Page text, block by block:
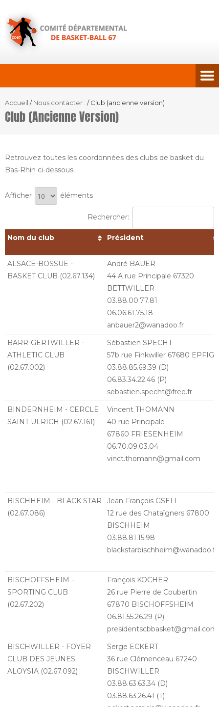
Accueil /Nous contacter : /Club (ancienne version)
Club (ancienne Version)
Retrouvez toutes les coordonnées des clubs de basket du
Bas-Rhin ci-dessous.
Afficher éléments
Rechercher:
Nom du club
Président
ALSACE-BOSSUE -
BASKET CLUB (02.67.134)
André BAUER
44 A rue Principale 67320
BETTWILLER
03.88.00.77.81
06.06.61.75.18
anbauer2@wanadoo.fr
BARR-GERTWILLER -
ATHLETIC CLUB
(02.67.002)
Sébastien SPECHT
57b rue Finkwiller 67680 EPFIG
03.88.85.69.39 (D)
06.83.34.22.46 (P)
sebastien.specht@free.fr
BINDERNHEIM - CERCLE
SAINT ULRICH (02.67.161)
Vincent THOMANN
40 rue Principale
67860 FRIESENHEIM
06.70.09.03.04
vinct.thomann@gmail.com
BISCHHEIM - BLACK STAR
(02.67.086)
Jean-François GSELL
12 rue des Chataîgners 67800
BISCHHEIM
03.88.81.15.98
blackstarbischheim@wanadoo.fr
BISCHOFFSHEIM -
SPORTING CLUB
(02.67.202)
François KOCHER
26 rue Pierre de Coubertin
67870 BISCHOFFSHEIM
06.81.55.26.29 (P)
presidentscbbasket@gmail.com
BISCHWILLER - FOYER
CLUB DES JEUNES
ALOYSIA (02.67.092)
Serge ECKERT
36 rue Clémenceau 67240
BISCHWILLER
03.88.63.63.34 (D)
03.88.63.26.41 (T)